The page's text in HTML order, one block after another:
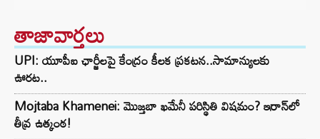
తాజావార్తలు
UPI: యూపీఐ ఛార్జీలపై కేంద్రం కీలక ప్రకటన..సామాన్యులకు
ఊరట..
Mojtaba Khamenei: మొజ్తబా ఖమేనీ పరిస్థితి విషమం? ఇరాన్‌లో
తీవ్ర ఉత్కంఠ!